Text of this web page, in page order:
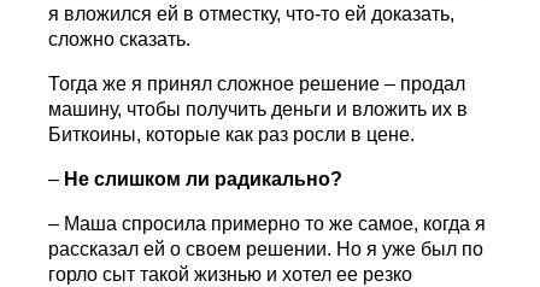
я вложился ей в отместку, что-то ей доказать,
сложно сказать.
Тогда же я принял сложное решение – продал
машину, чтобы получить деньги и вложить их в
Биткоины, которые как раз росли в цене.
– Не слишком ли радикально?
– Маша спросила примерно то же самое, когда я
рассказал ей о своем решении. Но я уже был по
горло сыт такой жизнью и хотел ее резко